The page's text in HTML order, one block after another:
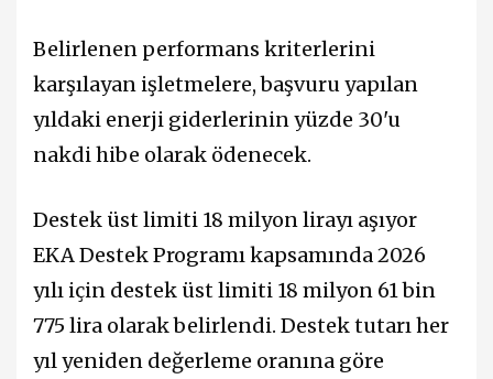
Belirlenen performans kriterlerini
karşılayan işletmelere, başvuru yapılan
yıldaki enerji giderlerinin yüzde 30'u
nakdi hibe olarak ödenecek.
Destek üst limiti 18 milyon lirayı aşıyor
EKA Destek Programı kapsamında 2026
yılı için destek üst limiti 18 milyon 61 bin
775 lira olarak belirlendi. Destek tutarı her
yıl yeniden değerleme oranına göre